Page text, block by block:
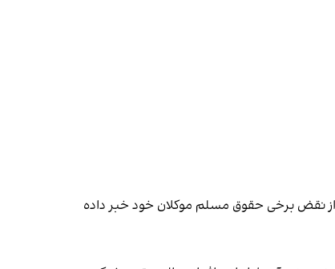
و از نقض برخی حقوق مسلم موکلان خود خبر داده